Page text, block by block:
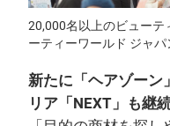
20,000名以上のビューテ
ーティーワールド ジャパ
新たに「ヘアゾーン
リア「NEXT」も継